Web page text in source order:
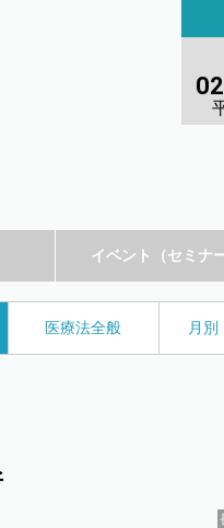
イベント（セミナ
医療法全般 月別